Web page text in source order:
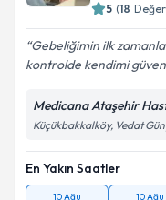
5 (18
Gebeliğimin ilk
kontrolde kendimi
Medicana Ataşehir
Küçükbakkalköy, Vedat
En Yakın Saatler
10 Ağu 10 Ağu